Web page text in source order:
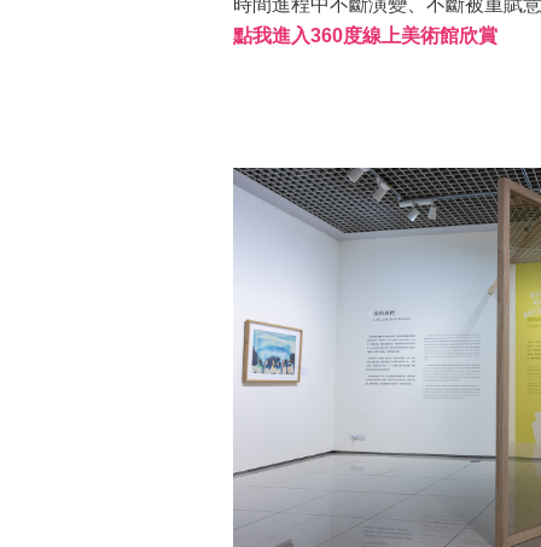
時間進程中不斷演變、不斷被重賦
點我進入360度線上美術館欣賞